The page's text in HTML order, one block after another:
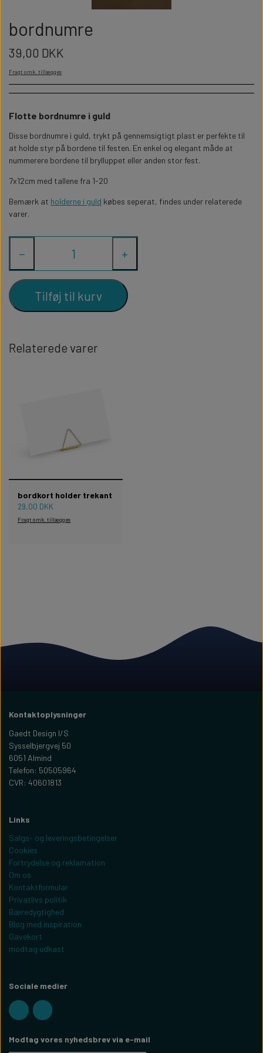
PERSONLIGE LED LAMPER
PERSONLIGE COASTERS
FORKLÆDER MED TEKST
GAVEÆSKER I TRÆ
TERMOKRUS MED PRINT
WILLOW TREE OPHÆNG
HALLOWEEN
BADEVÆRELSET
SKILTE
WALLSTICKERS
STUEN
bordnumre
39,00 DKK
Fragt omk. tillægges
Flotte bordnumre i guld
Disse bordnumre i guld, trykt på gennemsigtigt plast er perfekte til
at holde styr på bordene til festen. En enkel og elegant måde at
nummerere bordene til brylluppet eller anden stor fest.
7x12cm med tallene fra 1-20
Bemærk at holderne i guld købes seperat, findes under relaterede
varer.
− +
Tilføj til kurv
Relaterede varer
bordkort holder trekant
29,00 DKK
Fragt omk. tillægges
Kontaktoplysninger
Gaedt Design I/S
Sysselbjergvej 50
6051 Almind
Telefon: 50505964
CVR: 40601813
Links
Salgs- og leveringsbetingelser
Cookies
Fortrydelse og reklamation
Om os
Kontaktformular
Privatlivs politik
Bæredygtighed
Blog med inspiration
Gavekort
modtag udkast
Sociale medier
Modtag vores nyhedsbrev via e-mail